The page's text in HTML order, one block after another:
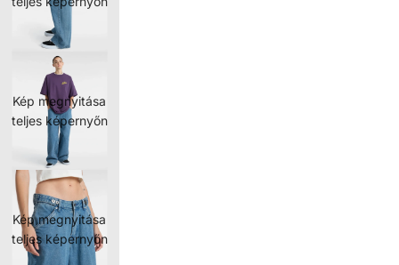
Kép megnyitása
teljes képernyőn
Kép megnyitása
teljes képernyőn